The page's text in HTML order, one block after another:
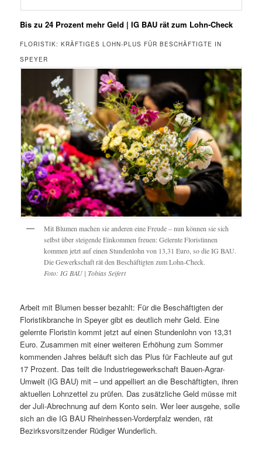
Bis zu 24 Prozent mehr Geld | IG BAU rät zum Lohn-Check
FLORISTIK: KRÄFTIGES LOHN-PLUS FÜR BESCHÄFTIGTE IN
SPEYER
Mit Blumen machen sie anderen eine Freude – nun können sie sich
selbst über steigende Einkommen freuen: Gelernte Floristinnen
kommen jetzt auf einen Stundenlohn von 13,31 Euro, so die IG BAU.
Die Gewerkschaft rät den Beschäftigten zum Lohn-Check.
Foto: IG BAU | Tobias Seifert
Arbeit mit Blumen besser bezahlt: Für die Beschäftigten der
Floristikbranche in Speyer gibt es deutlich mehr Geld. Eine
gelernte Floristin kommt jetzt auf einen Stundenlohn von 13,31
Euro. Zusammen mit einer weiteren Erhöhung zum Sommer
kommenden Jahres beläuft sich das Plus für Fachleute auf gut
17 Prozent. Das teilt die Industriegewerkschaft Bauen-Agrar-
Umwelt (IG BAU) mit – und appelliert an die Beschäftigten, ihren
aktuellen Lohnzettel zu prüfen. Das zusätzliche Geld müsse mit
der Juli-Abrechnung auf dem Konto sein. Wer leer ausgehe, solle
sich an die IG BAU Rheinhessen-Vorderpfalz wenden, rät
Bezirksvorsitzender Rüdiger Wunderlich.